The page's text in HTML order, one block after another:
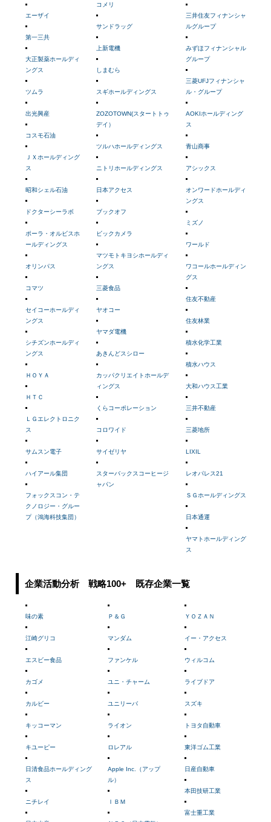
エーザイ
第一三共
大正製薬ホールディ
ングス
ツムラ
出光興産
コスモ石油
ＪＸホールディング
ス
昭和シェル石油
ドクターシーラボ
ポーラ・オルビスホ
ールディングス
オリンパス
コマツ
セイコーホールディ
ングス
シチズンホールディ
ングス
ＨＯＹＡ
ＨＴＣ
ＬＧエレクトロニク
ス
サムスン電子
ハイアール集団
フォックスコン・テ
クノロジー・グルー
プ（鴻海科技集団）
コメリ
サンドラッグ
上新電機
しまむら
スギホールディングス
ZOZOTOWN(スタートトゥ
デイ）
ツルハホールディングス
ニトリホールディングス
日本アクセス
ブックオフ
ビックカメラ
マツモトキヨシホールディ
ングス
三菱食品
ヤオコー
ヤマダ電機
あきんどスシロー
カッパクリエイトホールデ
ィングス
くらコーポレーション
コロワイド
サイゼリヤ
スターバックスコーヒージ
ャパン
三井住友フィナンシャ
ルグループ
みずほフィナンシャル
グループ
三菱UFJフィナンシャ
ル・グループ
AOKIホールディング
ス
青山商事
アシックス
オンワードホールディ
ングス
ミズノ
ワールド
ワコールホールディン
グス
住友不動産
住友林業
積水化学工業
積水ハウス
大和ハウス工業
三井不動産
三菱地所
LIXIL
レオパレス21
ＳＧホールディングス
日本通運
ヤマトホールディング
ス
企業活動分析 戦略100+ 既存企業一覧
味の素
江崎グリコ
エスビー食品
カゴメ
カルビー
キッコーマン
キユーピー
日清食品ホールディング
ス
ニチレイ
Ｐ＆Ｇ
マンダム
ファンケル
ユニ・チャーム
ユニリーバ
ライオン
ロレアル
Apple Inc.（アップ
ル）
ＩＢＭ
ＹＯＺＡＮ
イー・アクセス
ウィルコム
ライブドア
スズキ
トヨタ自動車
東洋ゴム工業
日産自動車
本田技研工業
富士重工業